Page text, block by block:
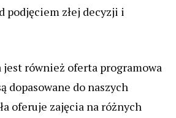
podjęciem złej decyzji i
jest również oferta programowa
dopasowane do naszych
oferuje zajęcia na różnych